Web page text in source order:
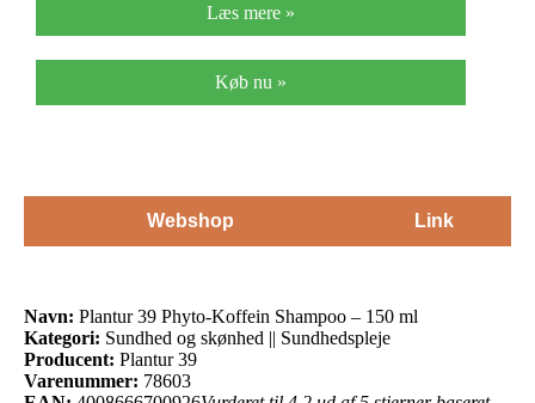
Læs mere »
Køb nu »
Webshop Link
Navn: Plantur 39 Phyto-Koffein Shampoo – 150 ml
Kategori: Sundhed og skønhed || Sundhedspleje
Producent: Plantur 39
Varenummer: 78603